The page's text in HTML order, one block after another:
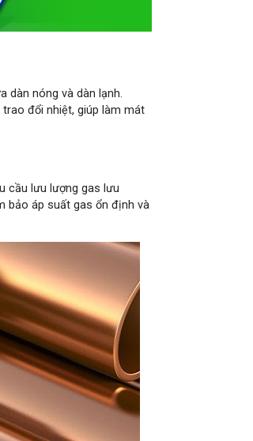
dàn nóng và dàn lạnh.
đổi nhiệt, giúp làm mát
cầu lưu lượng gas lưu
bảo áp suất gas ổn định và